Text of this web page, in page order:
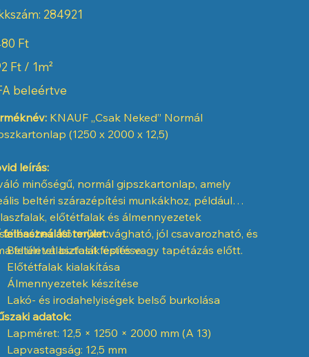
Cikkszám:
284921
284921
Ft
Ft / 1m²
beleértve
KNAUF „Csak Neked” Normál
(1250 x 2000 x 12,5)
leírás:
minőségű, normál gipszkartonlap, amely
beltéri szárazépítési munkákhoz, például
előtétfalak és álmennyezetek
Könnyen vágható, jól csavarozható, és
felületet biztosít festés vagy tapétázás előtt.
felhasználási terület:
Beltéri válaszfalak építése
Előtétfalak kialakítása
Álmennyezetek készítése
Lakó- és irodahelyiségek belső burkolása
adatok:
Lapméret: 12,5 × 1250 × 2000 mm (A 13)
Lapvastagság: 12,5 mm